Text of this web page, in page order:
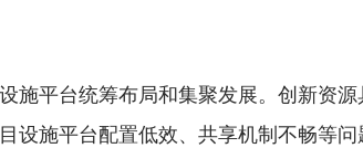
平台统筹布局和集聚发展。创新资源
设施平台配置低效、共享机制不畅等